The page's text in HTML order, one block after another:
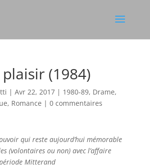
(1984)
| Avr 22, 2017| 1980-89, Drame,
, Romance | 0 commentaires
qui reste aujourd’hui mémorable
(volontaires ou non) avec l’affaire
Mitterand